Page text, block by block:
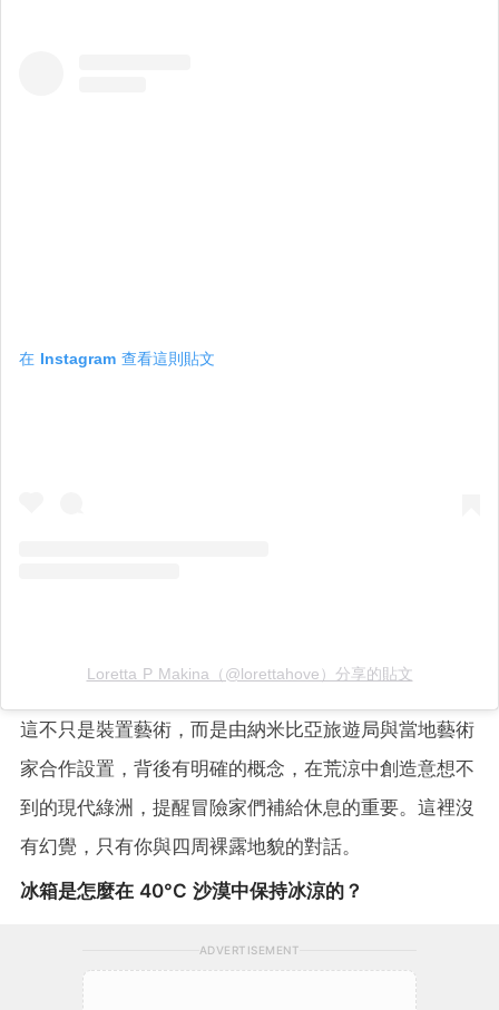
在 Instagram 查看這則貼文
Loretta P Makina（@lorettahove）分享的貼文
這不只是裝置藝術，而是由納米比亞旅遊局與當地藝術
家合作設置，背後有明確的概念，在荒涼中創造意想不
到的現代綠洲，提醒冒險家們補給休息的重要。這裡沒
有幻覺，只有你與四周裸露地貌的對話。
冰箱是怎麼在 40°C 沙漠中保持冰涼的？
ADVERTISEMENT